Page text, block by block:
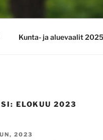
Kunta- ja aluevaalit 2025
ELOKUU 2023
2023